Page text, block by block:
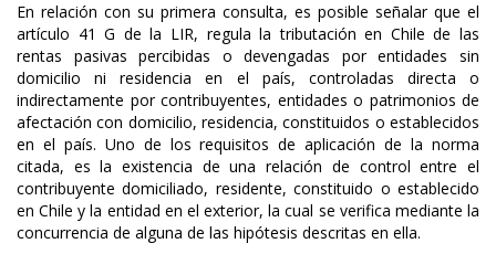
En relación con su primera consulta, es posible señalar que el
artículo 41 G de la LIR, regula la tributación en Chile de las
rentas pasivas percibidas o devengadas por entidades sin
domicilio ni residencia en el país, controladas directa o
indirectamente por contribuyentes, entidades o patrimonios de
afectación con domicilio, residencia, constituidos o establecidos
en el país. Uno de los requisitos de aplicación de la norma
citada, es la existencia de una relación de control entre el
contribuyente domiciliado, residente, constituido o establecido
en Chile y la entidad en el exterior, la cual se verifica mediante la
concurrencia de alguna de las hipótesis descritas en ella.